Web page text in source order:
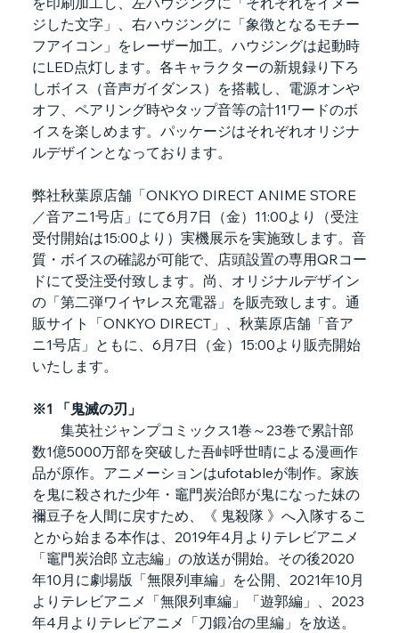
ジした文字」、右ハウジングに「象徴となるモチー
フアイコン」をレーザー加工。ハウジングは起動時
にLED点灯します。各キャラクターの新規録り下ろ
しボイス（音声ガイダンス）を搭載し、電源オンや
オフ、ペアリング時やタップ音等の計11ワードのボ
イスを楽しめます。パッケージはそれぞれオリジナ
ルデザインとなっております。
弊社秋葉原店舗「ONKYO DIRECT ANIME STORE
／音アニ1号店」にて6月7日（金）11:00より（受注
受付開始は15:00より）実機展示を実施致します。音
質・ボイスの確認が可能で、店頭設置の専用QRコー
ドにて受注受付致します。尚、オリジナルデザイン
の「第二弾ワイヤレス充電器」を販売致します。通
販サイト「ONKYO DIRECT」、秋葉原店舗「音ア
ニ1号店」ともに、6月7日（金）15:00より販売開始
いたします。
※1 「鬼滅の刃」
集英社ジャンプコミックス1巻～23巻で累計部
数1億5000万部を突破した吾峠呼世晴による漫画作
品が原作。アニメーションはufotableが制作。家族
を鬼に殺された少年・竈門炭治郎が鬼になった妹の
禰󠄀豆子を人間に戻すため、《 鬼殺隊 》へ入隊するこ
とから始まる本作は、2019年4月よりテレビアニメ
「竈門炭治郎 立志編」の放送が開始。その後2020
年10月に劇場版「無限列車編」を公開、2021年10月
よりテレビアニメ「無限列車編」「遊郭編」、2023
年4月よりテレビアニメ「刀鍛冶の里編」を放送。